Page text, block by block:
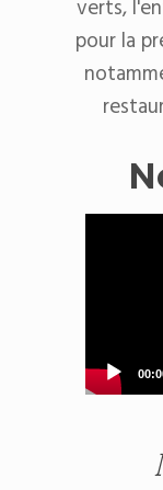
verts,
pour la